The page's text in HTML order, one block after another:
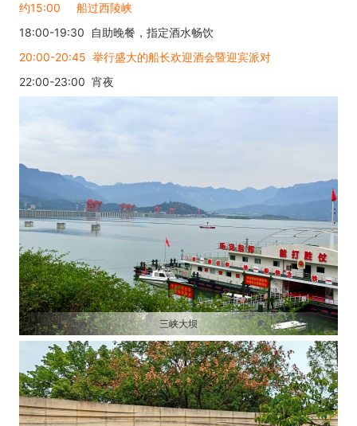
约15:00 船过西陵峡
18:00-19:30 自助晚餐，指定酒水畅饮
20:00-20:45 举行盛大的船长欢迎酒会暨迎宾派对
22:00-23:00 宵夜
三峡大坝